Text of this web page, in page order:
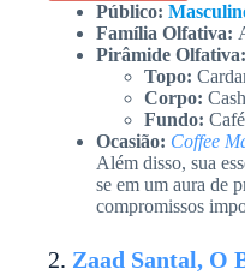
Público:
Família Olfativa:
Pirâmide Olfativa:
Topo:
Corpo:
Fundo:
Ocasião: Coffee
Além disso, sua
se em um aura de
compromissos
2. Zaad Santal, O